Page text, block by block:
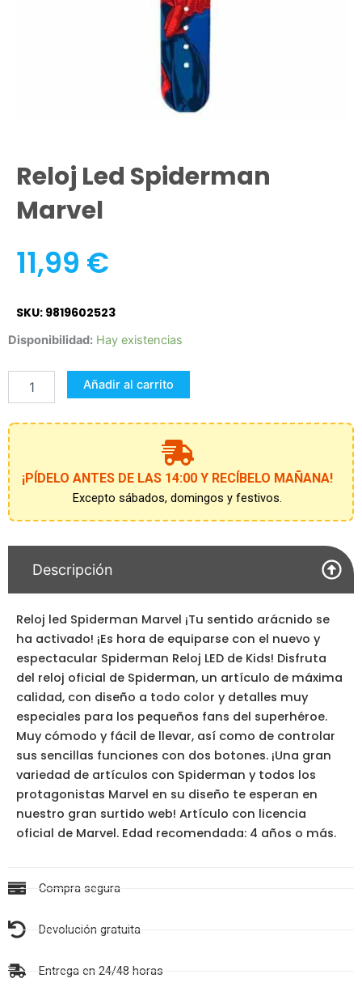
Reloj Led Spiderman
Marvel
11,99 €
SKU: 9819602523
Disponibilidad: Hay existencias
Reloj
Spiderman
Marvel
cantidad
Añadir al carrito
¡PÍDELO ANTES DE LAS 14:00 Y RECÍBELO MAÑANA!
Excepto sábados, domingos y festivos.
Descripción
Reloj led Spiderman Marvel ¡Tu sentido arácnido se
ha activado! ¡Es hora de equiparse con el nuevo y
espectacular Spiderman Reloj LED de Kids! Disfruta
del reloj oficial de Spiderman, un artículo de máxima
calidad, con diseño a todo color y detalles muy
especiales para los pequeños fans del superhéroe.
Muy cómodo y fácil de llevar, así como de controlar
sus sencillas funciones con dos botones. ¡Una gran
variedad de artículos con Spiderman y todos los
protagonistas Marvel en su diseño te esperan en
nuestro gran surtido web! Artículo con licencia
oficial de Marvel. Edad recomendada: 4 años o más.
Compra segura
Devolución gratuita
Entrega en 24/48 horas